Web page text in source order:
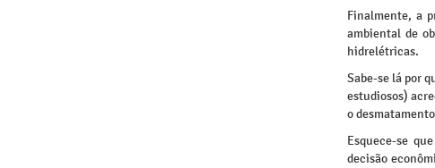
Finalmente, a
ambiental de
hidrelétricas.
Sabe-se lá por
estudiosos)
o
Esquece-se
decisão